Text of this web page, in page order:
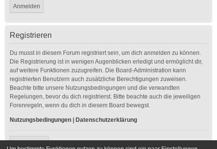
Registrieren
Du musst in diesem Forum registriert sein, um dich anmelden zu können.
Die Registrierung ist in wenigen Augenblicken erledigt und ermöglicht dir,
auf weitere Funktionen zuzugreifen. Die Board-Administration kann
registrierten Benutzern auch zusätzliche Berechtigungen zuweisen.
Beachte bitte unsere Nutzungsbedingungen und die verwandten
Regelungen, bevor du dich registrierst. Bitte beachte auch die jeweiligen
Forenregeln, wenn du dich in diesem Board bewegst.
Nutzungsbedingungen Datenschutzerklärung